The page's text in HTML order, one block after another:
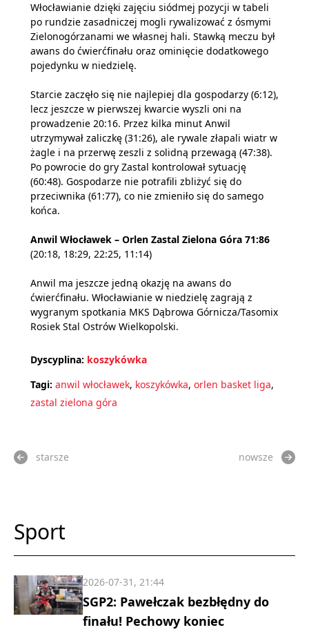
Włocławianie dzięki zajęciu siódmej pozycji w tabeli
po rundzie zasadniczej mogli rywalizować z ósmymi
Zielonogórzanami we własnej hali. Stawką meczu był
awans do ćwierćfinału oraz ominięcie dodatkowego
pojedynku w niedzielę.
Starcie zaczęło się nie najlepiej dla gospodarzy (6:12),
lecz jeszcze w pierwszej kwarcie wyszli oni na
prowadzenie 20:16. Przez kilka minut Anwil
utrzymywał zaliczkę (31:26), ale rywale złapali wiatr w
żagle i na przerwę zeszli z solidną przewagą (47:38).
Po powrocie do gry Zastal kontrolował sytuację
(60:48). Gospodarze nie potrafili zbliżyć się do
przeciwnika (61:77), co nie zmieniło się do samego
końca.
Anwil Włocławek – Orlen Zastal Zielona Góra 71:86
(20:18, 18:29, 22:25, 11:14)
Anwil ma jeszcze jedną okazję na awans do
ćwierćfinału. Włocławianie w niedzielę zagrają z
wygranym spotkania MKS Dąbrowa Górnicza/Tasomix
Rosiek Stal Ostrów Wielkopolski.
Dyscyplina: koszykówka
Tagi: anwil włocławek, koszykówka, orlen basket liga,
zastal zielona góra
starsze nowsze
Sport
SGP2: Pawełczak bezbłędny do
finału! Pechowy koniec
2026-07-31, 21:44